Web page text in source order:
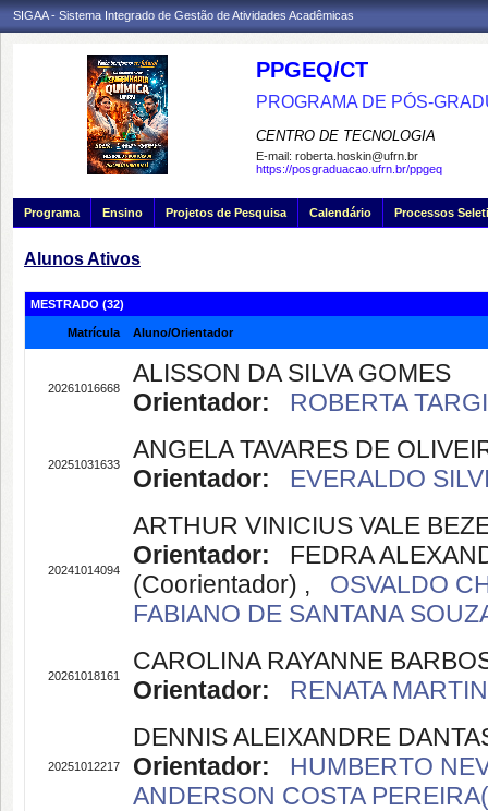
SIGAA - Sistema Integrado de Gestão de Atividades Acadêmicas
PPGEQ/CT
PROGRAMA DE PÓS-
CENTRO DE TECNOLOGIA
E-mail: roberta.hoskin@ufrn.br
https://posgraduacao.ufrn.br/ppgeq
Programa Ensino Projetos de Pesquisa Calendário Processos
Alunos Ativos
MESTRADO (32)
Matrícula Aluno/Orientador
20261016668
ALISSON DA SILVA GOMES
Orientador:
ROBERTA
20251031633
ANGELA TAVARES DE
Orientador:
EVERALDO
20241014094
ARTHUR VINICIUS VALE
Orientador: FEDRA
(Coorientador) , OSVALDO
FABIANO DE SANTANA
20261018161
CAROLINA RAYANNE
Orientador:
RENATA
20251012217
DENNIS ALEIXANDRE
Orientador:
HUMBERTO
ANDERSON COSTA